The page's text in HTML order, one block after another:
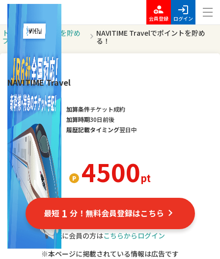
会員登録 ログイン
トッ
プ
ポイントを貯め
る
NAVITIME Travelでポイントを貯め
る！
オススメ
NAVITIME Travel
4500pt
加算条件チケット成約
加算時期30日前後
履歴記載タイミング翌日中
最短 1 分！無料会員登録はこちら
既に会員の方はこちらからログイン
※本ページに掲載されている情報は広告です